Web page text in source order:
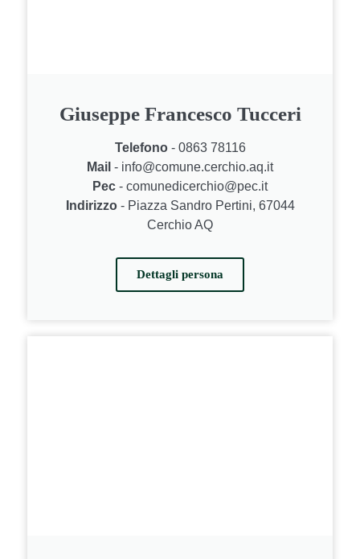
Giuseppe Francesco Tucceri
Telefono- 0863 78116
Mail - info@comune.cerchio.aq.it
Pec - comunedicerchio@pec.it
Indirizzo- Piazza Sandro Pertini, 67044
Cerchio AQ
Dettagli persona